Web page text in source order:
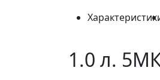
1.0 л.